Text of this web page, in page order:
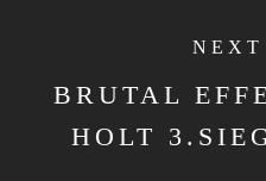
NEXT
BRUTAL
HOLT